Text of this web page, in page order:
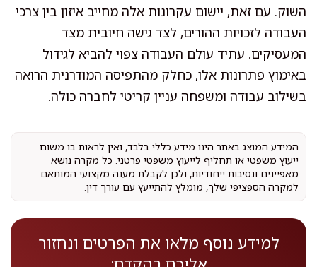
השוק. עם זאת, יישום עקרונות אלה מחייב איזון בין צרכי
העבודה לזכויות ההורים, לצד גישה חיובית מצד
המעסיקים. עתיד עולם העבודה צפוי להביא לגידול
באימוץ פתרונות אלו, כחלק מהתפיסה המודרנית הרואה
בשילוב עבודה ומשפחה עניין קריטי לחברה כולה.
המידע המוצג באתר הינו מידע כללי בלבד, ואין לראות בו משום
ייעוץ משפטי או תחליף לייעוץ משפטי פרטני. כל מקרה נושא
מאפיינים ונסיבות ייחודיות, ולכן לקבלת מענה מקצועי המותאם
למקרה הספציפי שלך, מומלץ להתייעץ עם עורך דין.
למידע נוסף מלאו את הפרטים ונחזור